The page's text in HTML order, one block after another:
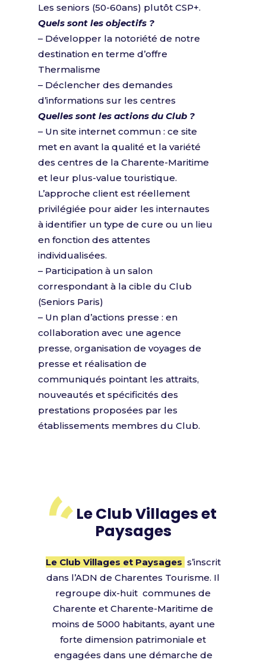
Les seniors (50-60ans) plutôt CSP+.
Quels sont les objectifs ?
– Développer la notoriété de notre
destination en terme d’offre
Thermalisme
– Déclencher des demandes
d’informations sur les centres
Quelles sont les actions du Club ?
– Un site internet commun : ce site
met en avant la qualité et la variété
des centres de la Charente-Maritime
et leur plus-value touristique.
L’approche client est réellement
privilégiée pour aider les internautes
à identifier un type de cure ou un lieu
en fonction des attentes
individualisées.
– Participation à un salon
correspondant à la cible du Club
(Seniors Paris)
– Un plan d’actions presse : en
collaboration avec une agence
presse, organisation de voyages de
presse et réalisation de
communiqués pointant les attraits,
nouveautés et spécificités des
prestations proposées par les
établissements membres du Club.
Le Club Villages et
Paysages
Le Club Villages et Paysages s’inscrit
dans l’ADN de Charentes Tourisme. Il
regroupe dix-huit communes de
Charente et Charente-Maritime de
moins de 5000 habitants, ayant une
forte dimension patrimoniale et
engagées dans une démarche de